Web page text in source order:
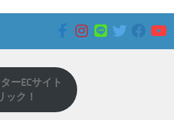
ーECサイト
ック！